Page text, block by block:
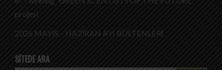
projesi
2026 MAYIS – HAZİRAN AYI BÜLTENLERİ
SITEDE ARA